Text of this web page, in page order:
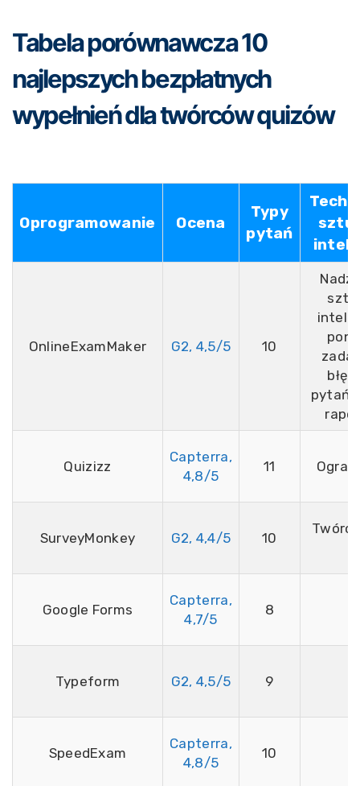
Tabela porównawcza 10
najlepszych bezpłatnych
wypełnień dla twórców quizów
Oprogramowanie Ocena
Typy
pytań
OnlineExamMaker G2, 4,5/5 10
pytań,
Quizizz
Capterra,
4,8/5
11
SurveyMonkey G2, 4,4/5 10
Google Forms
Capterra,
4,7/5
8
Typeform G2, 4,5/5 9
SpeedExam
Capterra,
4,8/5
10